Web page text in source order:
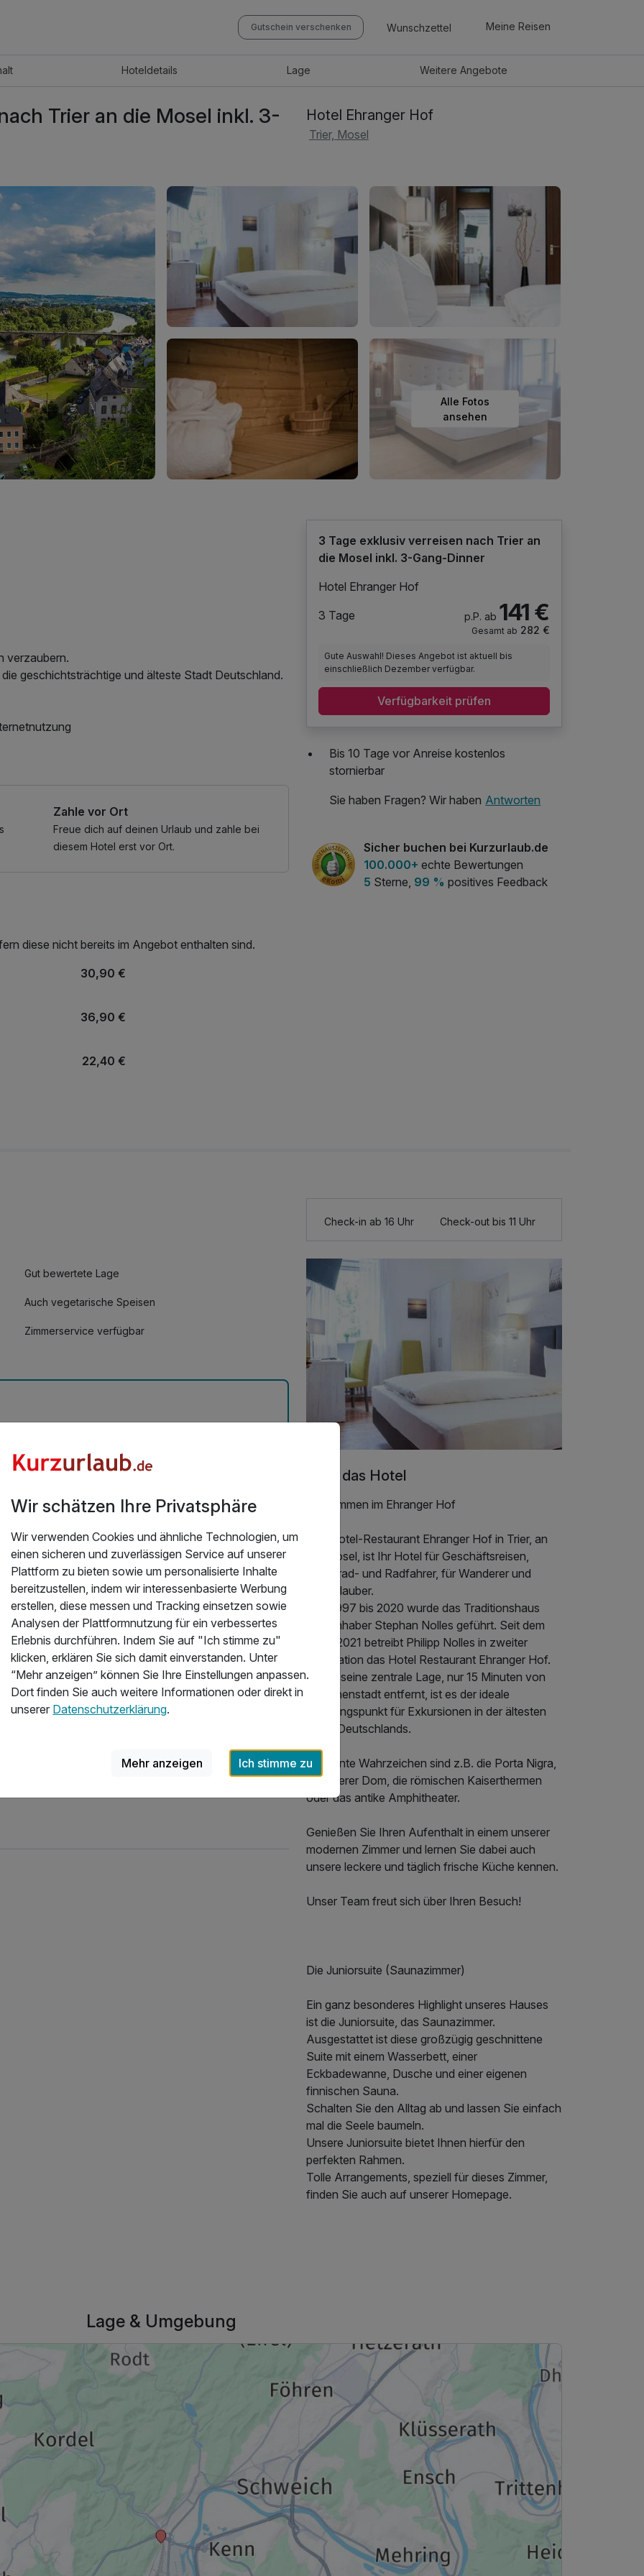
Gutschein verschenken Wunschzettel Meine Reisen
Hoteldetails Lage WeitereAngebote
Trier an die Mosel inkl. 3-
Hotel Ehranger Hof
Trier, Mosel
Alle Fotos
ansehen
verzaubern.
geschichtsträchtige und älteste Stadt Deutschland.
Zahle vor Ort
Freue dich auf deinen Urlaub und zahle bei
diesem Hotel erst vor Ort.
diese nicht bereits im Angebot enthalten sind.
30,90 €
36,90 €
22,40 €
3 Tage exklusiv verreisen nach Trier an
die Mosel inkl. 3-Gang-Dinner
Hotel Ehranger Hof
3 Tage
p.P. ab 141 €
Gesamt ab 282 €
Gute Auswahl! Dieses Angebot ist aktuell bis
einschließlich Dezember verfügbar.
Verfügbarkeit prüfen
Bis 10 Tage vor Anreise kostenlos
stornierbar
Sie haben Fragen? Wir haben Antworten
Sicher buchen bei Kurzurlaub.de
100.000+ echte Bewertungen
5 Sterne, 99 % positives Feedback
Gut bewertete Lage
Auch vegetarische Speisen
Zimmerservice verfügbar
| 3 Tage Trier und Mosel
Check-in ab 16 Uhr Check-out bis 11 Uhr
Über das Hotel
Willkommen im Ehranger Hof
Das Hotel-Restaurant Ehranger Hof in Trier, an
der Mosel, ist Ihr Hotel für Geschäftsreisen,
Motorrad- und Radfahrer, für Wanderer und
Kurzurlauber.
Von 1997 bis 2020 wurde das Traditionshaus
vom Inhaber Stephan Nolles geführt. Seit dem
01.01.2021 betreibt Philipp Nolles in zweiter
Generation das Hotel Restaurant Ehranger Hof.
Durch seine zentrale Lage, nur 15 Minuten von
der Innenstadt entfernt, ist es der ideale
Ausgangspunkt für Exkursionen in der ältesten
Stadt Deutschlands.
Bekannte Wahrzeichen sind z.B. die Porta Nigra,
der Trierer Dom, die römischen Kaiserthermen
oder das antike Amphitheater.
Genießen Sie Ihren Aufenthalt in einem unserer
modernen Zimmer und lernen Sie dabei auch
unsere leckere und täglich frische Küche kennen.
Unser Team freut sich über Ihren Besuch!
Die Juniorsuite (Saunazimmer)
Ein ganz besonderes Highlight unseres Hauses
ist die Juniorsuite, das Saunazimmer.
Ausgestattet ist diese großzügig geschnittene
Suite mit einem Wasserbett, einer
Eckbadewanne, Dusche und einer eigenen
finnischen Sauna.
Schalten Sie den Alltag ab und lassen Sie einfach
mal die Seele baumeln.
Unsere Juniorsuite bietet Ihnen hierfür den
perfekten Rahmen.
Tolle Arrangements, speziell für dieses Zimmer,
finden Sie auch auf unserer Homepage.
Lage & Umgebung
Wir schätzen Ihre Privatsphäre
Wir verwenden Cookies und ähnliche Technologien, um
einen sicheren und zuverlässigen Service auf unserer
Plattform zu bieten sowie um personalisierte Inhalte
bereitzustellen, indem wir interessenbasierte Werbung
erstellen, diese messen und Tracking einsetzen sowie
Analysen der Plattformnutzung für ein verbessertes
Erlebnis durchführen. Indem Sie auf "Ich stimme zu"
klicken, erklären Sie sich damit einverstanden. Unter
“Mehr anzeigen” können Sie Ihre Einstellungen anpassen.
Dort finden Sie auch weitere Informationen oder direkt in
unserer Datenschutzerklärung.
Mehr anzeigen Ich stimme zu